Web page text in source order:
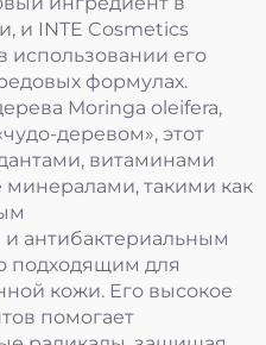
и INTE Cosmetics
использовании его
формулах.
Moringa oleifera,
деревом», этот
витаминами
минералами, такими как
антибактериальным
подходящим для
кожи. Его высокое
помогает